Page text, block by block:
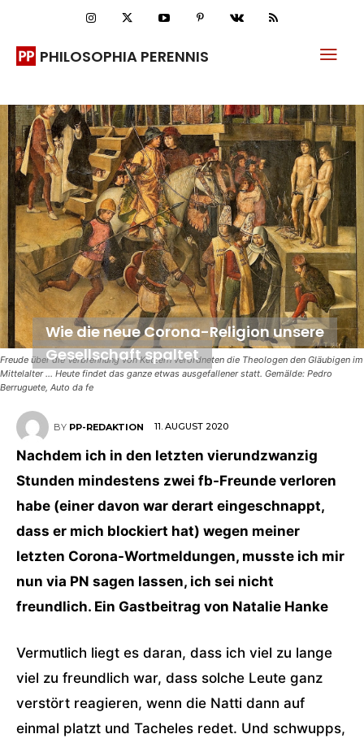
PHILOSOPHIA PERENNIS
Freude über die Verbrennung von Ketzern verordneten die Theologen den Gläubigen im
Mittelalter ... Heute findet das ganze etwas ausgefallener statt. Gemälde: Pedro
Berruguete, Auto da fe
Wie die neue Corona-Religion unsere
Gesellschaft spaltet
BY PP-REDAKTION 11. AUGUST 2020
Nachdem ich in den letzten vierundzwanzig
Stunden mindestens zwei fb-Freunde verloren
habe (einer davon war derart eingeschnappt,
dass er mich blockiert hat) wegen meiner
letzten Corona-Wortmeldungen, musste ich mir
nun via PN sagen lassen, ich sei nicht
freundlich. Ein Gastbeitrag von Natalie Hanke
Vermutlich liegt es daran, dass ich viel zu lange
viel zu freundlich war, dass solche Leute ganz
verstört reagieren, wenn die Natti dann auf
einmal platzt und Tacheles redet. Und schwupps,